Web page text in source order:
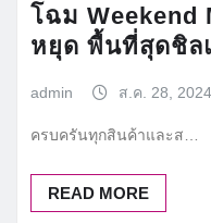
โฉม Weekend
หยุด พื้นที่สุดชิล
admin ส.ค. 28, 2024
ครบครันทุกสินค้าและส…
READ MORE